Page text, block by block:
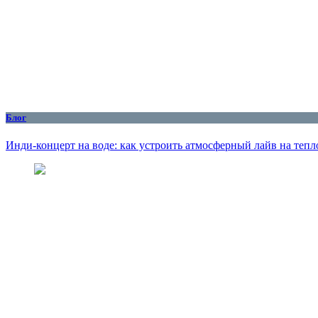
Блог
Инди-концерт на воде: как устроить атмосферный лайв на